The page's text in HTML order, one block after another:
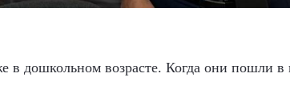
в дошкольном возрасте. Когда они пошли